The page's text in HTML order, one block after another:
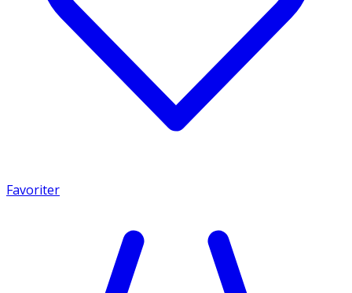
Favoriter